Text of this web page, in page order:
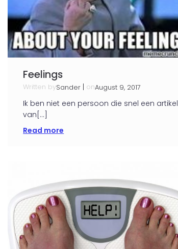
Feelings
Written bySander onAugust 9, 2017
Ik ben niet een persoon die snel een artikel
van[…]
Read more